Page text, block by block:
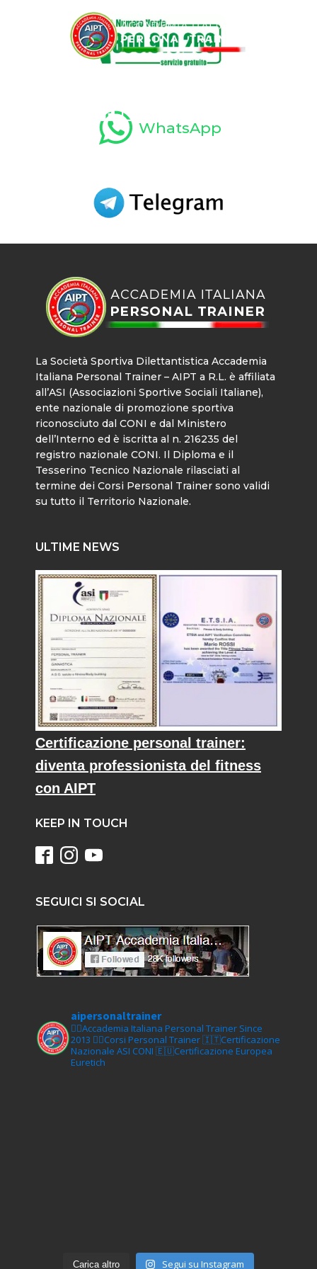
WhatsApp
La Società Sportiva Dilettantistica Accademia
Italiana Personal Trainer – AIPT a R.L. è affiliata
all’ASI (Associazioni Sportive Sociali Italiane),
ente nazionale di promozione sportiva
riconosciuto dal CONI e dal Ministero
dell’Interno ed è iscritta al n. 216235 del
registro nazionale CONI. Il Diploma e il
Tesserino Tecnico Nazionale rilasciati al
termine dei Corsi Personal Trainer sono validi
su tutto il Territorio Nazionale.
ULTIME NEWS
Certificazione personal trainer:
diventa professionista del fitness
con AIPT
KEEP IN TOUCH
SEGUICI SI SOCIAL
aipersonaltrainer
🏋‍♀️Accademia Italiana Personal Trainer Since
2013 🏋‍♂️Corsi Personal Trainer🇮🇹Certificazione
Nazionale ASI CONI 🇪🇺Certificazione Europea
Euretich
Carica altro Segui su Instagram